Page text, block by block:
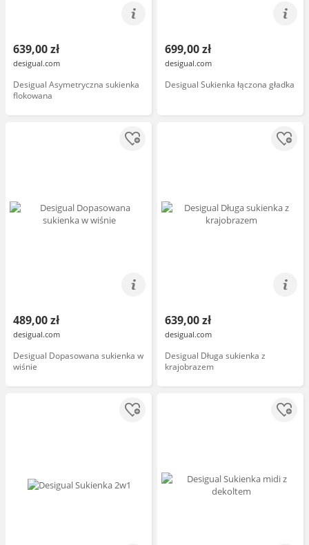
639,00 zł
desigual.com
Desigual Asymetryczna sukienka
flokowana
699,00 zł
desigual.com
Desigual Sukienka łączona gładka
489,00 zł
desigual.com
Desigual Dopasowana sukienka w
wiśnie
639,00 zł
desigual.com
Desigual Długa sukienka z
krajobrazem